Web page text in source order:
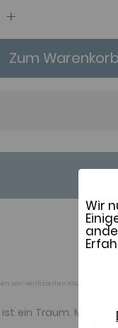
Wir
Zum
von verifizierten Käufern/
ist ein Traum. Meine